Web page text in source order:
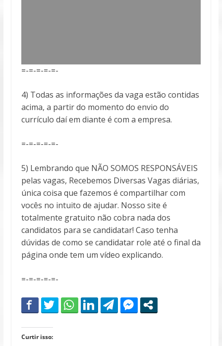
=-=-=-=-=-
4) Todas as informações da vaga estão contidas
acima, a partir do momento do envio do
currículo daí em diante é com a empresa.
=-=-=-=-=-
5) Lembrando que NÃO SOMOS RESPONSÁVEIS
pelas vagas, Recebemos Diversas Vagas diárias,
única coisa que fazemos é compartilhar com
vocês no intuito de ajudar. Nosso site é
totalmente gratuito não cobra nada dos
candidatos para se candidatar! Caso tenha
dúvidas de como se candidatar role até o final da
página onde tem um vídeo explicando.
=-=-=-=-=-
Curtir isso: